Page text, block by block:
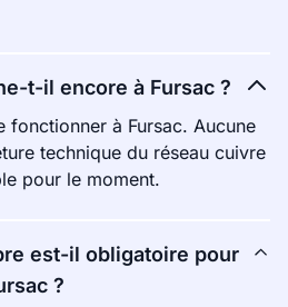
t-il encore à Fursac ?
fonctionner à Fursac. Aucune
technique du réseau cuivre
pour le moment.
est-il obligatoire pour
?